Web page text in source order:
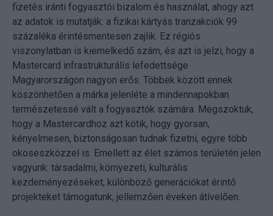
fizetés iránti fogyasztói bizalom és használat, ahogy azt
az adatok is mutatják: a fizikai kártyás tranzakciók 99
százaléka érintésmentesen zajlik. Ez régiós
viszonylatban is kiemelkedő szám, és azt is jelzi, hogy a
Mastercard infrastrukturális lefedettsége
Magyarországon nagyon erős. Többek között ennek
köszönhetően a márka jelenléte a mindennapokban
természetessé vált a fogyasztók számára. Megszoktuk,
hogy a Mastercardhoz azt kötik, hogy gyorsan,
kényelmesen, biztonságosan tudnak fizetni, egyre több
okoseszközzel is. Emellett az élet számos területén jelen
vagyunk: társadalmi, környezeti, kulturális
kezdeményezéseket, különböző generációkat érintő
projekteket támogatunk, jellemzően éveken átívelően.